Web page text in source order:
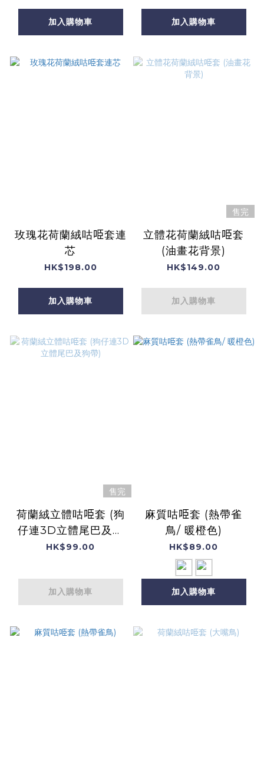
加入購物車 加入購物車
玫瑰花荷蘭絨咕𠱸套連
芯
HK$198.00
加入購物車
售完
立體花荷蘭絨咕𠱸套
(油畫花背景)
HK$149.00
加入購物車
售完
荷蘭絨立體咕𠱸套 (狗
仔連3D立體尾巴及狗
帶)
HK$99.00
加入購物車
麻質咕𠱸套 (熱帶雀
鳥/ 暖橙色)
HK$89.00
加入購物車